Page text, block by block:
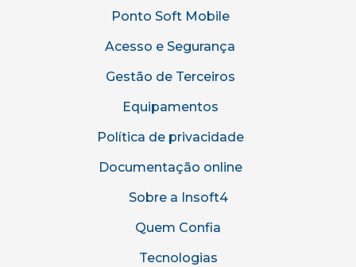
Ponto Soft Mobile
Acesso e Segurança
Gestão de Terceiros
Equipamentos
Política de privacidade
Documentação online
Sobre a Insoft4
Quem Confia
Tecnologias